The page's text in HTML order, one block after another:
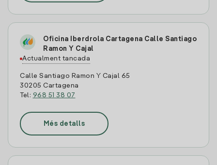
Oficina Iberdrola Cartagena Calle Santiago
Ramon Y Cajal
Actualment tancada
Calle Santiago Ramon Y Cajal 65
30205 Cartagena
Tel: 968 51 38 07
Més detalls